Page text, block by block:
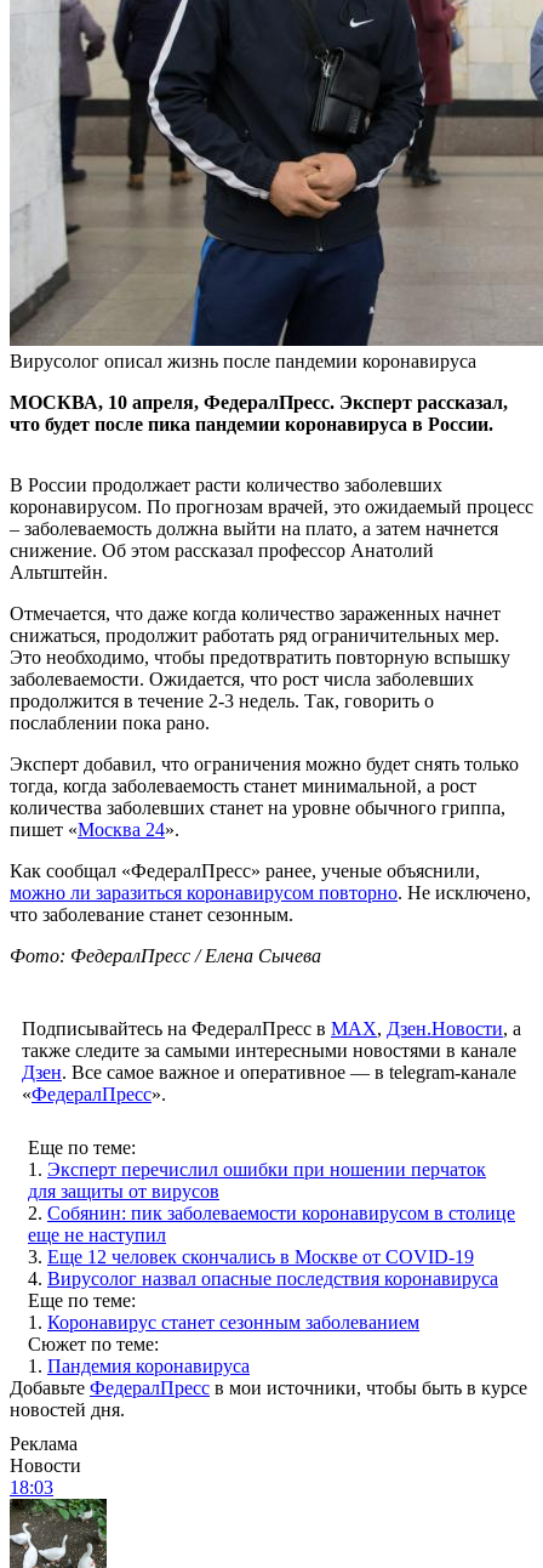
Вирусолог описал жизнь после пандемии коронавируса
МОСКВА, 10 апреля, ФедералПресс. Эксперт рассказал,
что будет после пика пандемии коронавируса в России.
В России продолжает расти количество заболевших
коронавирусом. По прогнозам врачей, это ожидаемый процесс
– заболеваемость должна выйти на плато, а затем начнется
снижение. Об этом рассказал профессор Анатолий
Альтштейн.
Отмечается, что даже когда количество зараженных начнет
снижаться, продолжит работать ряд ограничительных мер.
Это необходимо, чтобы предотвратить повторную вспышку
заболеваемости. Ожидается, что рост числа заболевших
продолжится в течение 2-3 недель. Так, говорить о
послаблении пока рано.
Эксперт добавил, что ограничения можно будет снять только
тогда, когда заболеваемость станет минимальной, а рост
количества заболевших станет на уровне обычного гриппа,
пишет «Москва 24».
Как сообщал «ФедералПресс» ранее, ученые объяснили,
можно ли заразиться коронавирусом повторно. Не исключено,
что заболевание станет сезонным.
Фото: ФедералПресс / Елена Сычева
Подписывайтесь на ФедералПресс в МАХ, Дзен.Новости, а
также следите за самыми интересными новостями в канале
Дзен. Все самое важное и оперативное — в telegram-канале
«ФедералПресс».
Еще по теме:
1. Эксперт перечислил ошибки при ношении перчаток
для защиты от вирусов
2. Собянин: пик заболеваемости коронавирусом в столице
еще не наступил
3. Еще 12 человек скончались в Москве от COVID-19
4. Вирусолог назвал опасные последствия коронавируса
Еще по теме:
1. Коронавирус станет сезонным заболеванием
Сюжет по теме:
1. Пандемия коронавируса
Добавьте ФедералПресс в мои источники, чтобы быть в курсе
новостей дня.
Реклама
Новости
18:03